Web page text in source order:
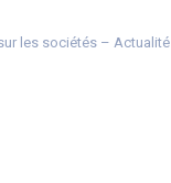
les sociétés – Actualité